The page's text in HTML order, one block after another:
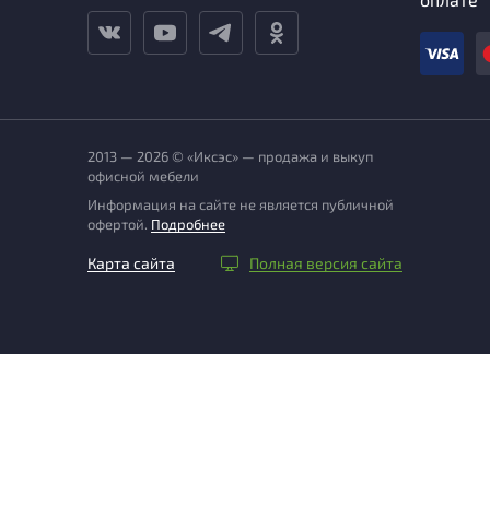
2013 — 2026 © «Иксэс» — продажа и выкуп
офисной мебели
Информация на сайте не является публичной
офертой. Подробнее
Карта сайта Полная версия сайта